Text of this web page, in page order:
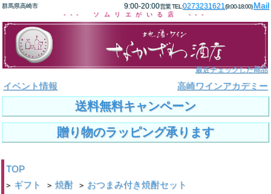
群馬県高崎市 9:00-20:00営業 TEL:0273231621(9:00-18:00)Mail
--- ソムリエがいる店 ---
最近チェックした商品
イベント情報 高崎ワインアカデミー
送料無料キャンペーン
贈り物のラッピング承ります
TOP
> ギフト > 焼酎 > おつまみ付き焼酎セット